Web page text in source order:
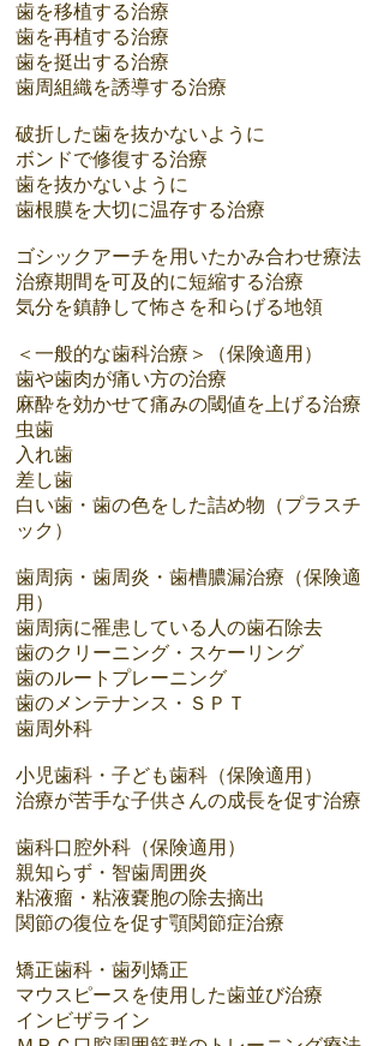
歯を移植する治療
歯を再植する治療
歯を挺出する治療
歯周組織を誘導する治療
破折した歯を抜かないように
ボンドで修復する治療
歯を抜かないように
歯根膜を大切に温存する治療
ゴシックアーチを用いたかみ合わせ療法
​治療期間を可及的に短縮する治療
気分を鎮静して怖さを和らげる地領
＜一般的な歯科治療＞（保険適用）
歯や歯肉が痛い方の治療
麻酔を効かせて痛みの閾値を上げる治療
虫歯
入れ歯
差し歯
​白い歯・歯の色をした詰め物（プラスチ
ック）
歯周病・歯周炎・歯槽膿漏治療（保険適
用）
歯周病に罹患している人の歯石除去
歯のクリーニング・スケーリング
歯のルートプレーニング
歯のメンテナンス・ＳＰＴ
歯周外科
小児歯科・子ども歯科（保険適用）
治療が苦手な子供さんの成長を促す治療
歯科口腔外科（保険適用）
親知らず・智歯周囲炎
粘液瘤・粘液嚢胞の除去摘出
関節の復位を促す顎関節症治療
矯正歯科・歯列矯正
マウスピースを使用した歯並び治療
インビザライン